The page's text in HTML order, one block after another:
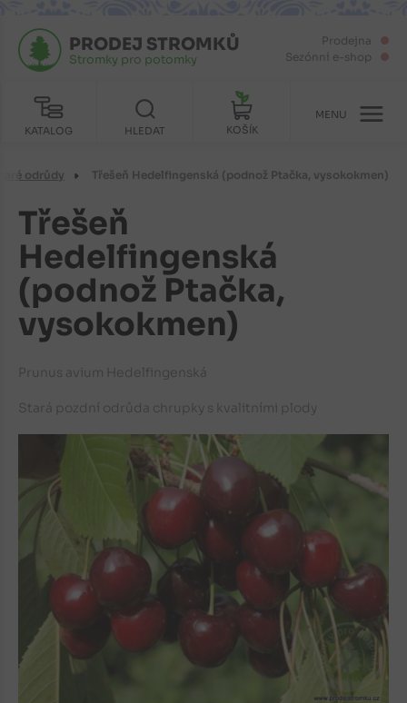
Prodejna
Sezónní e-shop
KATALOG
PRODEJ STROMKŮ
Stromky pro potomky
HLEDAT KOŠÍK
MENU
odrůdy Třešeň Hedelfingenská (podnož Ptačka, vysokokmen)
Třešeň
Hedelfingenská
(podnož Ptačka,
vysokokmen)
Prunus avium Hedelfingenská
Stará pozdní odrůda chrupky s kvalitními plody